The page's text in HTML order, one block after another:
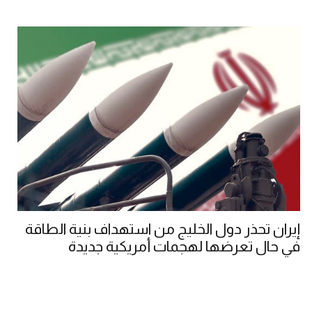
إيران تحذر دول الخليج من استهداف بنية الطاقة
في حال تعرضها لهجمات أمريكية جديدة